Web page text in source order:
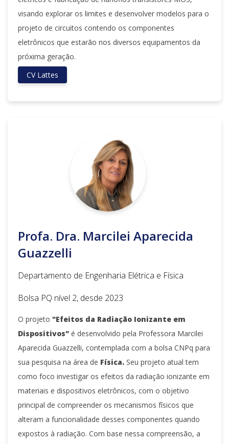
visando explorar os limites e desenvolver modelos para o
projeto de circuitos contendo os componentes
eletrônicos que estarão nos diversos equipamentos da
próxima geração.
CV Lattes
Profa. Dra. Marcilei Aparecida
Guazzelli
Departamento de Engenharia Elétrica e Física
Bolsa PQ nível 2, desde 2023
O projeto "Efeitos da Radiação Ionizante em
Dispositivos" é desenvolvido pela Professora Marcilei
Aparecida Guazzelli, contemplada com a bolsa CNPq para
sua pesquisa na área de Física. Seu projeto atual tem
como foco investigar os efeitos da radiação ionizante em
materiais e dispositivos eletrônicos, com o objetivo
principal de compreender os mecanismos físicos que
alteram a funcionalidade desses componentes quando
expostos à radiação. Com base nessa compreensão, a